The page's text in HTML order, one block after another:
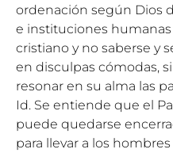
ordenación según Dios
e instituciones
cristiano y no saberse y
en disculpas cómodas,
resonar en su alma las
Id. Se entiende que el
puede quedarse
para llevar a los